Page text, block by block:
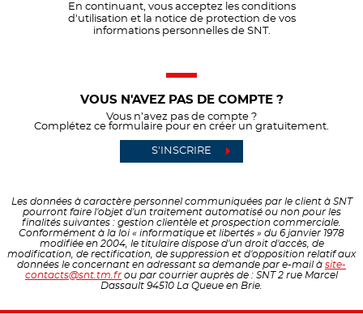
En continuant, vous acceptez les conditions
d'utilisation et la notice de protection de vos
informations personnelles de SNT.
VOUS N'AVEZ PAS DE COMPTE ?
Vous n’avez pas de compte ?
Complétez ce formulaire pour en créer un gratuitement.
S'INSCRIRE
Les données à caractère personnel communiquées par le client à SNT
pourront faire l'objet d'un traitement automatisé ou non pour les
finalités suivantes : gestion clientèle et prospection commerciale.
Conformément à la loi « informatique et libertés » du 6 janvier 1978
modifiée en 2004, le titulaire dispose d'un droit d'accès, de
modification, de rectification, de suppression et d'opposition relatif aux
données le concernant en adressant sa demande par e-mail à site-
contacts@snt.tm.fr ou par courrier auprès de : SNT 2 rue Marcel
Dassault 94510 La Queue en Brie.